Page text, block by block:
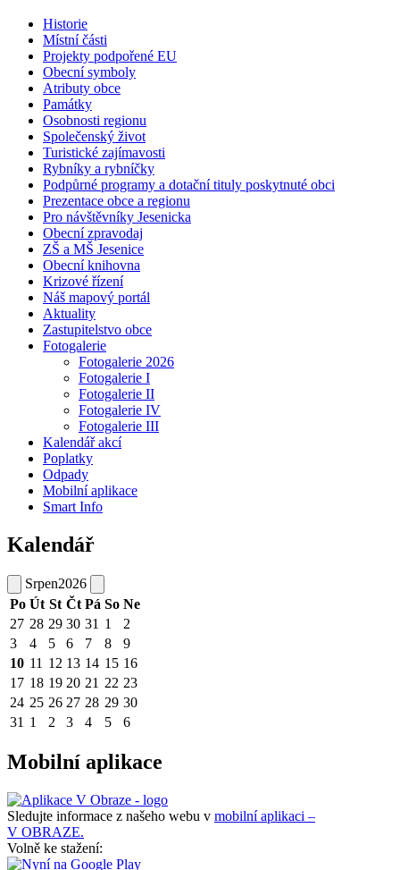
Historie
Místní části
Projekty podpořené EU
Obecní symboly
Atributy obce
Památky
Osobnosti regionu
Společenský život
Turistické zajímavosti
Rybníky a rybníčky
Podpůrné programy a dotační tituly poskytnuté obci
Prezentace obce a regionu
Pro návštěvníky Jesenicka
Obecní zpravodaj
ZŠ a MŠ Jesenice
Obecní knihovna
Krizové řízení
Náš mapový portál
Aktuality
Zastupitelstvo obce
Fotogalerie
Fotogalerie 2026
Fotogalerie I
Fotogalerie II
Fotogalerie IV
Fotogalerie III
Kalendář akcí
Poplatky
Odpady
Mobilní aplikace
Smart Info
Kalendář
Srpen2026
Po Út St Čt Pá So Ne
27 28 29 30 31 1
2
3
4 5 6 7 8
9
10 11 12 13 14 15 16
17 18 19 20 21 22 23
24 25 26 27 28 29 30
31 1 2 3 4 5 6
Mobilní aplikace
Sledujte informace z našeho webu v mobilní aplikaci –
V OBRAZE.
Volně ke stažení: